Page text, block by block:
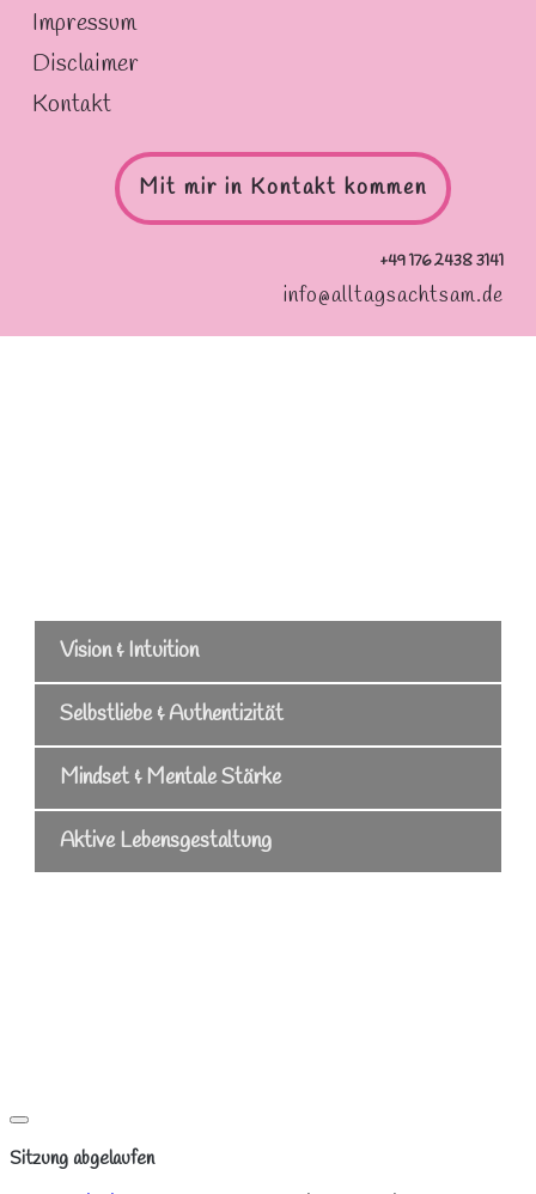
Impressum
Disclaimer
Kontakt
Mit mir in Kontakt kommen
+49 176 2438 3141
info@alltagsachtsam.de
Vision & Intuition
Selbstliebe & Authentizität
Mindset & Mentale Stärke
Aktive Lebensgestaltung
Dialog
schließen
Sitzung abgelaufen